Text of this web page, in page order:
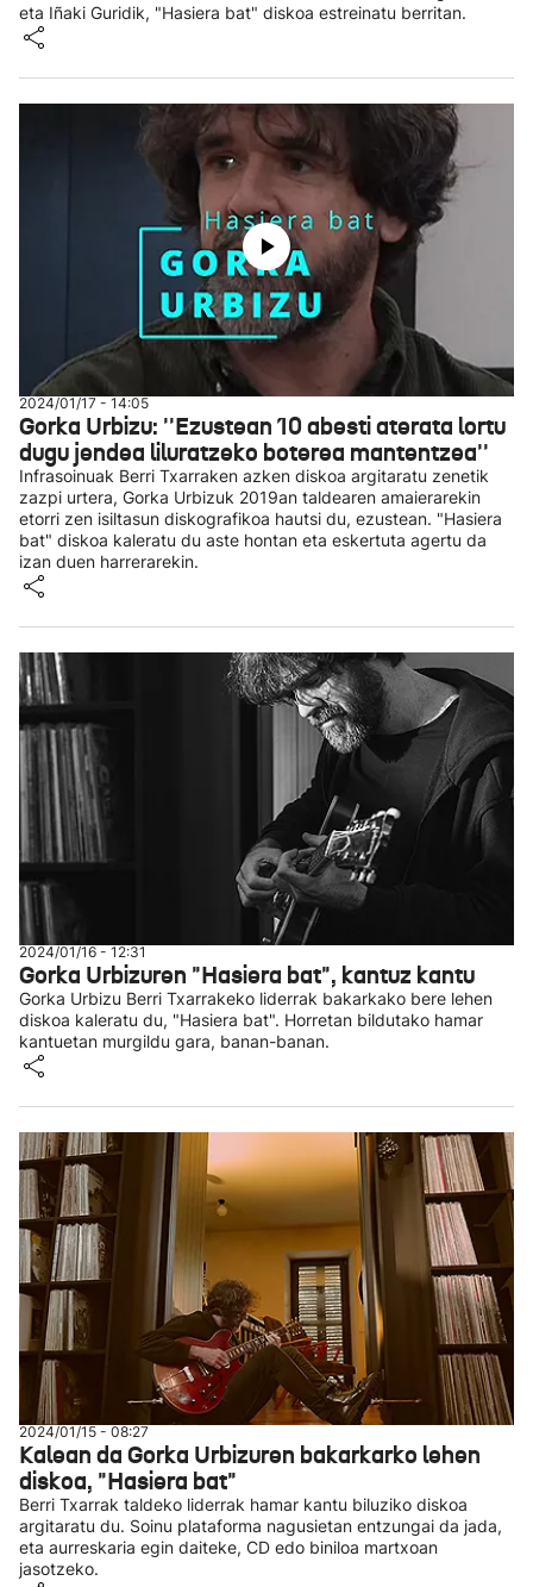
eta Iñaki Guridik, "Hasiera bat" diskoa estreinatu berritan.
2024/01/17 - 14:05
Gorka Urbizu: ''Ezustean 10 abesti aterata lortu
dugu jendea liluratzeko boterea mantentzea''
Infrasoinuak Berri Txarraken azken diskoa argitaratu zenetik
zazpi urtera, Gorka Urbizuk 2019an taldearen amaierarekin
etorri zen isiltasun diskografikoa hautsi du, ezustean. "Hasiera
bat" diskoa kaleratu du aste hontan eta eskertuta agertu da
izan duen harrerarekin.
2024/01/16 - 12:31
Gorka Urbizuren "Hasiera bat", kantuz kantu
Gorka Urbizu Berri Txarrakeko liderrak bakarkako bere lehen
diskoa kaleratu du, "Hasiera bat". Horretan bildutako hamar
kantuetan murgildu gara, banan-banan.
2024/01/15 - 08:27
Kalean da Gorka Urbizuren bakarkarko lehen
diskoa, "Hasiera bat"
Berri Txarrak taldeko liderrak hamar kantu biluziko diskoa
argitaratu du. Soinu plataforma nagusietan entzungai da jada,
eta aurreskaria egin daiteke, CD edo biniloa martxoan
jasotzeko.